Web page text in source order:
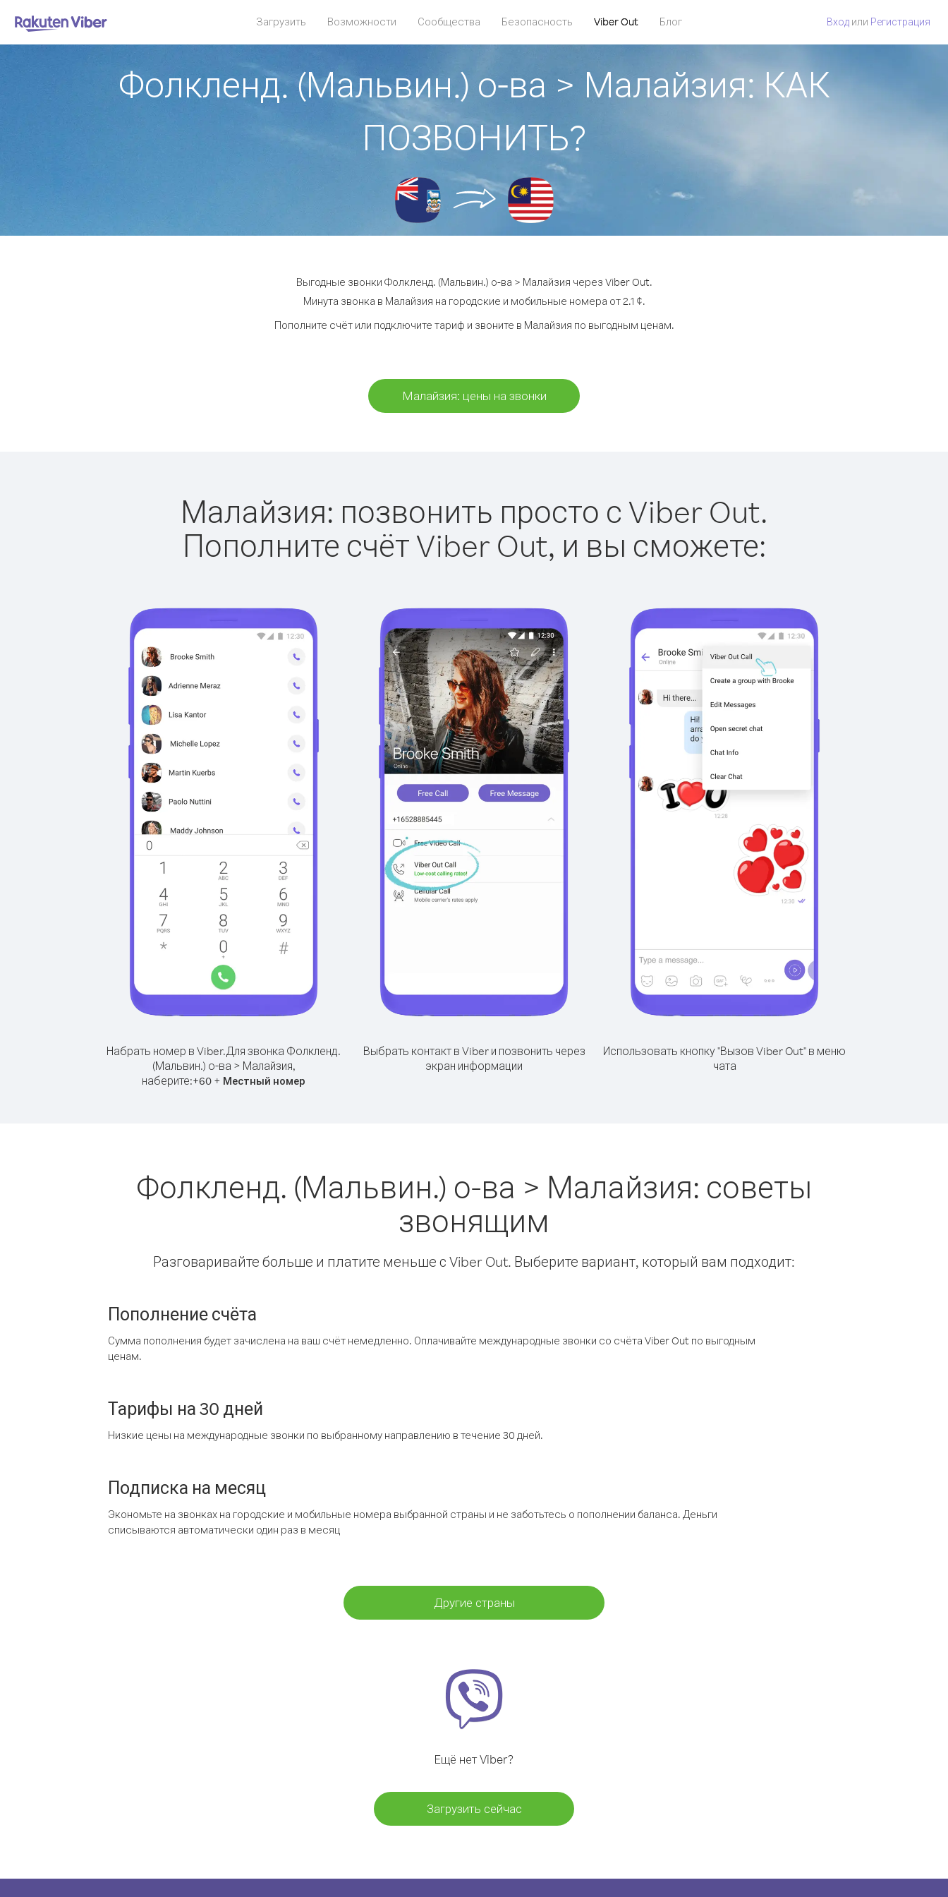
Загрузить Возможности Сообщества Безопасность Viber Out Блог Вход или Регистрация
Фолкленд. (Мальвин.) о-ва > Малайзия: КАК
ПОЗВОНИТЬ?
Выгодные звонки Фолкленд. (Мальвин.) о-ва > Малайзия через Viber Out.
Минута звонка в Малайзия на городские и мобильные номера от 2.1 ¢.
Пополните счёт или подключите тариф и звоните в Малайзия по выгодным ценам.
Малайзия: цены на звонки
Малайзия: позвонить просто с Viber Out.
Пополните счёт Viber Out, и вы сможете:
Набрать номер в Viber.Для звонка Фолкленд.
(Мальвин.) о-ва > Малайзия,
наберите:+60 + Местный номер
Выбрать контакт в Viber и позвонить через
экран информации
Использовать кнопку "Вызов Viber Out" в меню
чата
Фолкленд. (Мальвин.) о-ва > Малайзия: советы
звонящим
Разговаривайте больше и платите меньше с Viber Out. Выберите вариант, который вам подходит:
Пополнение счёта
Сумма пополнения будет зачислена на ваш счёт немедленно. Оплачивайте международные звонки со счёта Viber Out по выгодным
ценам.
Тарифы на 30 дней
Низкие цены на международные звонки по выбранному направлению в течение 30 дней.
Подписка на месяц
Экономьте на звонках на городские и мобильные номера выбранной страны и не заботьтесь о пополнении баланса. Деньги
списываются автоматически один раз в месяц
Другие страны
Ещё нет Viber?
Загрузить сейчас